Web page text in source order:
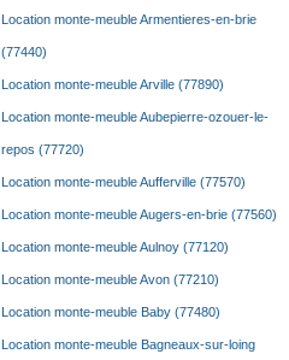
Location monte-meuble Armentieres-en-brie
(77440)
Location monte-meuble Arville (77890)
Location monte-meuble Aubepierre-ozouer-le-
repos (77720)
Location monte-meuble Aufferville (77570)
Location monte-meuble Augers-en-brie (77560)
Location monte-meuble Aulnoy (77120)
Location monte-meuble Avon (77210)
Location monte-meuble Baby (77480)
Location monte-meuble Bagneaux-sur-loing